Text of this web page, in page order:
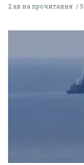
2 хв на прочитання